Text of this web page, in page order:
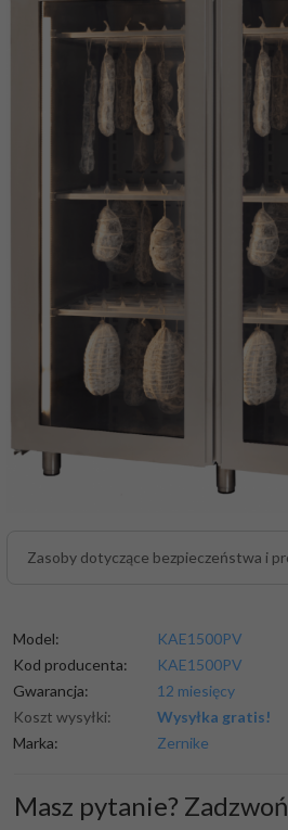
Zasoby dotyczące bezpieczeństwa i
Model:
KAE1500PV
Kod producenta:
KAE1500PV
Gwarancja:
12 miesięcy
Koszt wysyłki:
Wysyłka gratis!
Marka:
Zernike
Masz pytanie?